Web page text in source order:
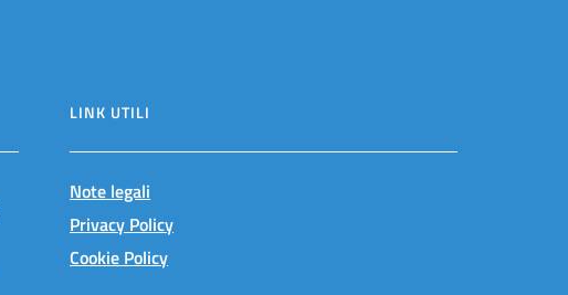
LINK UTILI
Note legali
Privacy Policy
Cookie Policy